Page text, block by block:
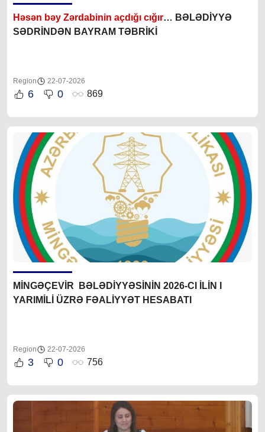
Həsən bəy Zərdabinin açdığı cığır… BƏLƏDİYYƏ
SƏDRİNDƏN BAYRAM TƏBRİKİ
Region 22-07-2026
6 0 869
MİNGƏÇEVİR BƏLƏDİYYƏSİNİN 2026-CI İLİN I
YARIMİLİ ÜZRƏ FƏALİYYƏT HESABATI
Region 22-07-2026
3 0 756